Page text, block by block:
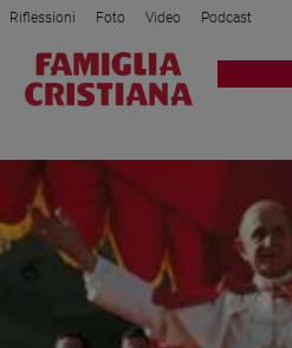
Attualità
Politica
Mondo
Economia
Riflessioni Foto Video Podcast
Privacy Policy Chi siamo
Registrati Redazione